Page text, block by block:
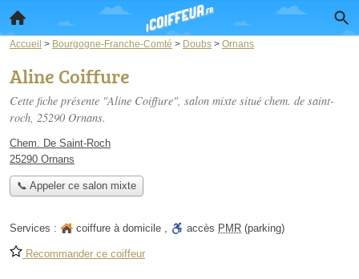
Accueil > Bourgogne-Franche-Comté > Doubs > Ornans
Aline Coiffure
Cette fiche présente "Aline Coiffure", salon mixte situé chem. de saint-
roch, 25290 Ornans.
Chem. De Saint-Roch
25290 Ornans
📞 Appeler ce salon mixte
Services : coiffure à domicile , accès PMR (parking)
Recommander ce coiffeur